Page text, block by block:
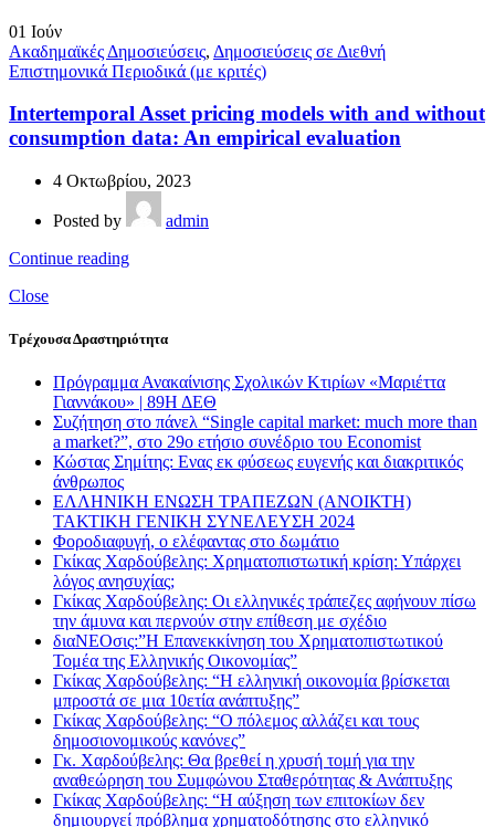
01 Ιούν
Ακαδημαϊκές Δημοσιεύσεις, Δημοσιεύσεις σε Διεθνή
Επιστημονικά Περιοδικά (με κριτές)
Intertemporal Asset pricing models with and without
consumption data: An empirical evaluation
4 Οκτωβρίου, 2023
Posted by
admin
Continue reading
Close
Τρέχουσα Δραστηριότητα
Πρόγραμμα Ανακαίνισης Σχολικών Κτιρίων «Μαριέττα
Γιαννάκου» | 89Η ΔΕΘ
Συζήτηση στο πάνελ “Single capital market: much more than
a market?”, στο 29ο ετήσιο συνέδριο του Economist
Κώστας Σημίτης: Ενας εκ φύσεως ευγενής και διακριτικός
άνθρωπος
ΕΛΛΗΝΙΚΗ ΕΝΩΣΗ ΤΡΑΠΕΖΩΝ (ΑΝΟΙΚΤΗ)
ΤΑΚΤΙΚΗ ΓΕΝΙΚΗ ΣΥΝΕΛΕΥΣΗ 2024
Φοροδιαφυγή, ο ελέφαντας στο δωμάτιο
Γκίκας Χαρδούβελης: Χρηματοπιστωτική κρίση: Υπάρχει
λόγος ανησυχίας;
Γκίκας Χαρδούβελης: Οι ελληνικές τράπεζες αφήνουν πίσω
την άμυνα και περνούν στην επίθεση με σχέδιο
διαΝΕΟσις:”Η Επανεκκίνηση του Χρηματοπιστωτικού
Τομέα της Ελληνικής Οικονομίας”
Γκίκας Χαρδούβελης: “Η ελληνική οικονομία βρίσκεται
μπροστά σε μια 10ετία ανάπτυξης”
Γκίκας Χαρδούβελης: “Ο πόλεμος αλλάζει και τους
δημοσιονομικούς κανόνες”
Γκ. Χαρδούβελης: Θα βρεθεί η χρυσή τομή για την
αναθεώρηση του Συμφώνου Σταθερότητας & Ανάπτυξης
Γκίκας Χαρδούβελης: “Η αύξηση των επιτοκίων δεν
δημιουργεί πρόβλημα χρηματοδότησης στο ελληνικό